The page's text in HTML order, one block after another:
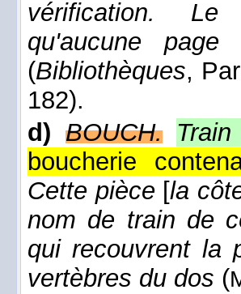
vérification. Le
qu'aucune
(Bibliothèques,
182).
d) BOUCH.
boucherie
Cette pièce [la
nom de train de
qui recouvrent la
vertèbres du dos (